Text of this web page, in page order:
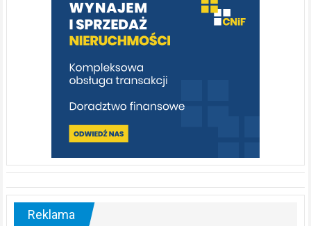
[fotorelacja]
Reklama